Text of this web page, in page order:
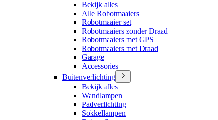
Bekijk alles
Alle Robotmaaiers
Robotmaaier set
Robotmaaiers zonder Draad
Robotmaaiers met GPS
Robotmaaiers met Draad
Garage
Accessories
Buitenverlichting
Bekijk alles
Wandlampen
Padverlichting
Sokkellampen